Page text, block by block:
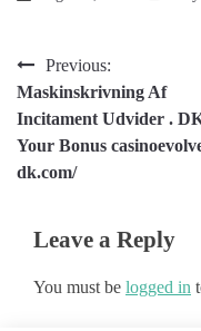
Post
navigation
Previous:
Maskinskrivning Af
Incitament Udvider .
Your Bonus
dk.com/
Leave a Reply
You must be logged in